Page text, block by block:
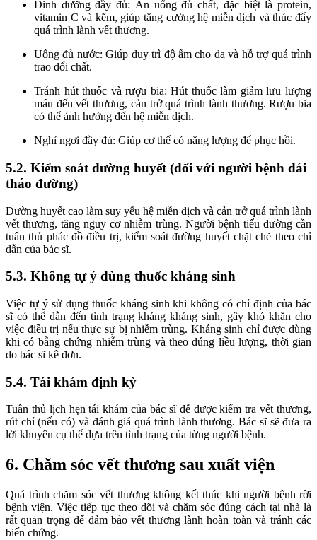
Dinh dưỡng đầy đủ: Ăn uống đủ chất, đặc biệt là protein,
vitamin C và kẽm, giúp tăng cường hệ miễn dịch và thúc đẩy
quá trình lành vết thương.
Uống đủ nước: Giúp duy trì độ ẩm cho da và hỗ trợ quá trình
trao đổi chất.
Tránh hút thuốc và rượu bia: Hút thuốc làm giảm lưu lượng
máu đến vết thương, cản trở quá trình lành thương. Rượu bia
có thể ảnh hưởng đến hệ miễn dịch.
Nghỉ ngơi đầy đủ: Giúp cơ thể có năng lượng để phục hồi.
5.2. Kiểm soát đường huyết (đối với người bệnh đái
tháo đường)
Đường huyết cao làm suy yếu hệ miễn dịch và cản trở quá trình lành
vết thương, tăng nguy cơ nhiễm trùng. Người bệnh tiểu đường cần
tuân thủ phác đồ điều trị, kiểm soát đường huyết chặt chẽ theo chỉ
dẫn của bác sĩ.
5.3. Không tự ý dùng thuốc kháng sinh
Việc tự ý sử dụng thuốc kháng sinh khi không có chỉ định của bác
sĩ có thể dẫn đến tình trạng kháng kháng sinh, gây khó khăn cho
việc điều trị nếu thực sự bị nhiễm trùng. Kháng sinh chỉ được dùng
khi có bằng chứng nhiễm trùng và theo đúng liều lượng, thời gian
do bác sĩ kê đơn.
5.4. Tái khám định kỳ
Tuân thủ lịch hẹn tái khám của bác sĩ để được kiểm tra vết thương,
rút chỉ (nếu có) và đánh giá quá trình lành thương. Bác sĩ sẽ đưa ra
lời khuyên cụ thể dựa trên tình trạng của từng người bệnh.
6. Chăm sóc vết thương sau xuất viện
Quá trình chăm sóc vết thương không kết thúc khi người bệnh rời
bệnh viện. Việc tiếp tục theo dõi và chăm sóc đúng cách tại nhà là
rất quan trọng để đảm bảo vết thương lành hoàn toàn và tránh các
biến chứng.